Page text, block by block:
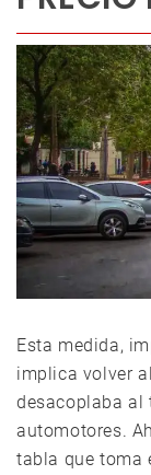
Esta medida,
implica volver
desacoplaba al
automotores.
tabla que toma